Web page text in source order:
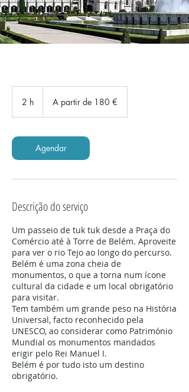
2 h
euros
A partir de 180 €
Agendar
Descrição do serviço
Um passeio de tuk tuk desde a Praça do
Comércio até à Torre de Belém. Aproveite
para ver o rio Tejo ao longo do percurso.
Belém é uma zona cheia de
monumentos, o que a torna num ícone
cultural da cidade e um local obrigatório
para visitar.
Tem também um grande peso na História
Universal, facto reconhecido pela
UNESCO, ao considerar como Património
Mundial os monumentos mandados
erigir pelo Rei Manuel I.
Belém é por tudo isto um destino
obrigatório.